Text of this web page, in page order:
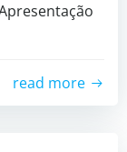
read more